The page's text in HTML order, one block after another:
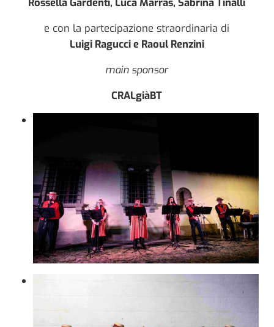
e con la partecipazione straordinaria di
Luigi Ragucci e Raoul Renzini
main sponsor
CRALgiàBT